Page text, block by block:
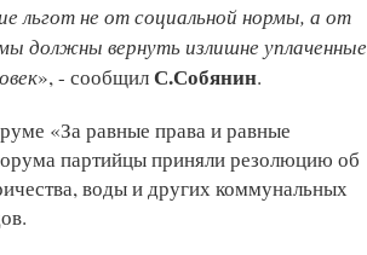
льгот не от социальной нормы, а от
должны вернуть излишне уплаченные
», - сообщилС.Собянин.
«За равные права и равные
партийцы приняли резолюцию об
воды и других коммунальных